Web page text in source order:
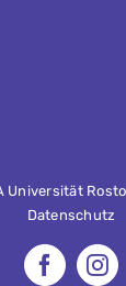
Universität
Datenschutz
Facebook